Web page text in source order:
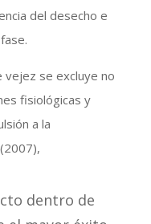
del desecho e
vejez se excluye no
fisiológicas y
a la
dentro de